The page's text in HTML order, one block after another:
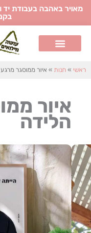
דילוגמאויר באהבה בעבודת יד
ראשי » חנות » איור ממוסגר
איור
הלידה